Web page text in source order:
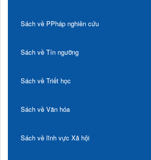
Sách về PPháp nghiên cứu
Sách về Tín ngưỡng
Sách về Triết học
Sách về Văn hóa
Sách về lĩnh vực Xã hội